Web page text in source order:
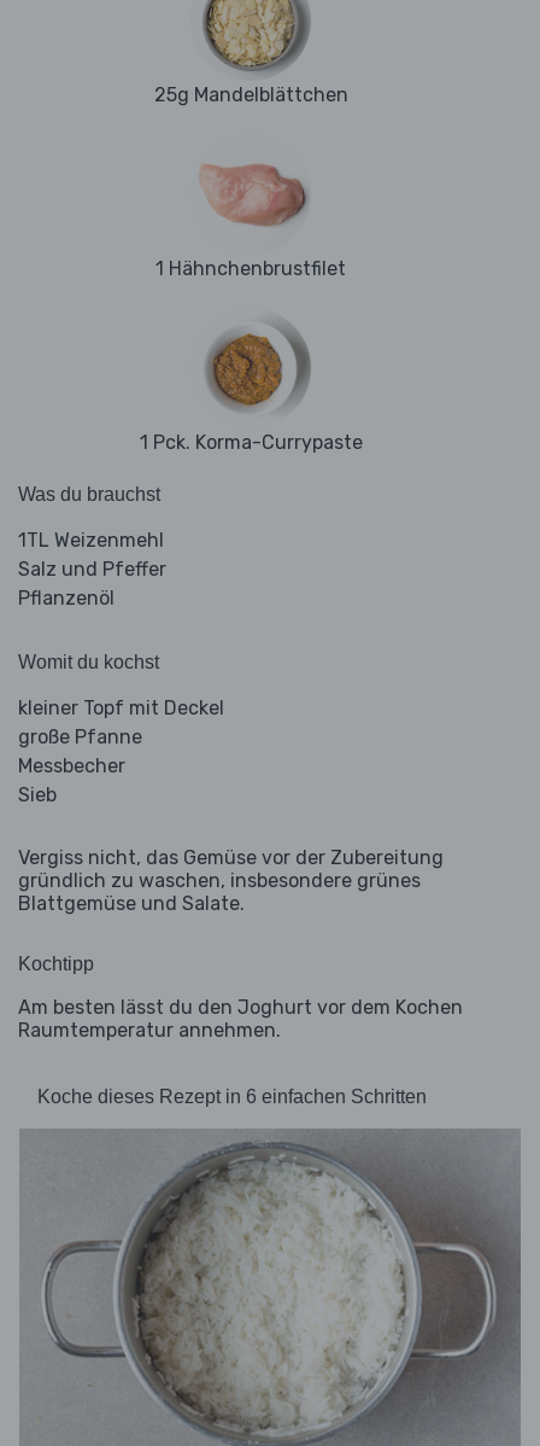
25g Mandelblättchen
1 Hähnchenbrustfilet
1 Pck. Korma-Currypaste
Was du brauchst
1TL Weizenmehl
Salz und Pfeffer
Pflanzenöl
Womit du kochst
kleiner Topf mit Deckel
große Pfanne
Messbecher
Sieb
Vergiss nicht, das Gemüse vor der Zubereitung
gründlich zu waschen, insbesondere grünes
Blattgemüse und Salate.
Kochtipp
Am besten lässt du den Joghurt vor dem Kochen
Raumtemperatur annehmen.
Koche dieses Rezept in 6 einfachen Schritten